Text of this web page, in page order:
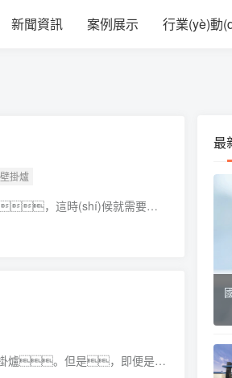
幕_中文字幕日韩精
新聞資訊 案例展示 行業(yè)動
掛爐
，這時(shí)候就需要進(jì
法淡定了。作為家庭取
掛爐。但是，即便是質
最